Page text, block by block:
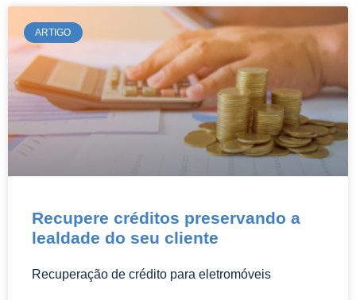
ARTIGO
Recupere créditos preservando a
lealdade do seu cliente
Recuperação de crédito para eletromóveis